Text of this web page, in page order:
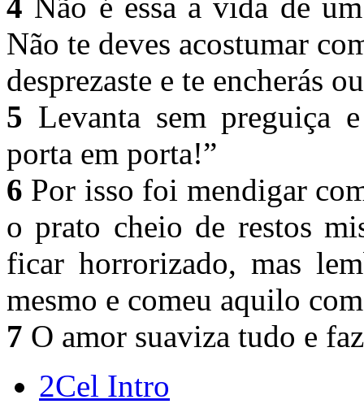
Não te deves acostumar
desprezaste e te encherás
5 Levanta sem preguiça
porta em porta!”
6 Por isso foi mendigar
o prato cheio de restos
ficar horrorizado, mas
mesmo e comeu aquilo
7 O amor suaviza tudo e
2Cel Intro